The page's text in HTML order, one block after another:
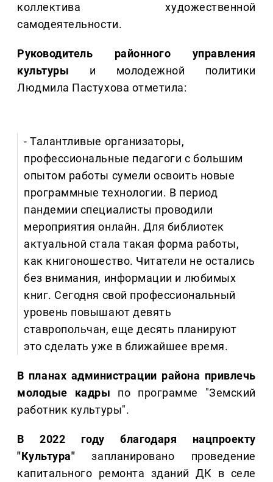
коллектива художественной
самодеятельности.
Руководитель районного управления
культуры и молодежной политики
Людмила Пастухова отметила:
- Талантливые организаторы,
профессиональные педагоги с большим
опытом работы сумели освоить новые
программные технологии. В период
пандемии специалисты проводили
мероприятия онлайн. Для библиотек
актуальной стала такая форма работы,
как книгоношество. Читатели не остались
без внимания, информации и любимых
книг. Сегодня свой профессиональный
уровень повышают девять
ставропольчан, еще десять планируют
это сделать уже в ближайшее время.
В планах администрации района привлечь
молодые кадры по программе "Земский
работник культуры".
В 2022 году благодаря нацпроекту
"Культура" запланировано проведение
капитального ремонта зданий ДК в селе